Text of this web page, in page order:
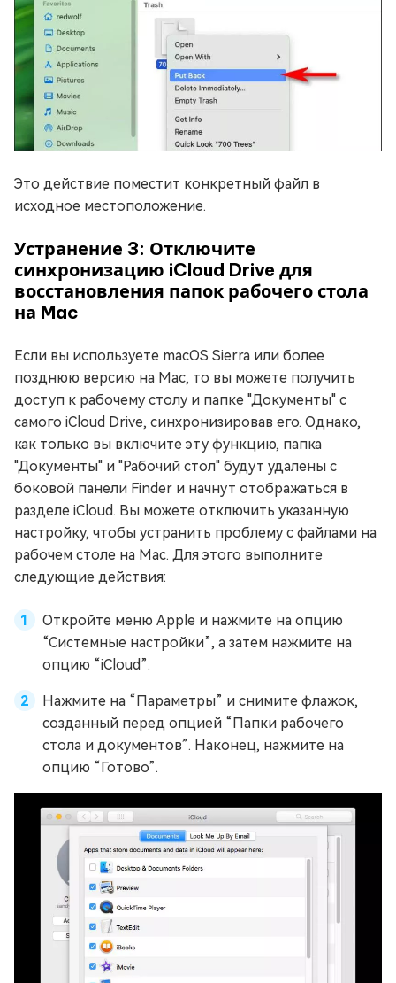
Это действие поместит конкретный файл в
исходное местоположение.
Устранение 3: Отключите
синхронизацию iCloud Drive для
восстановления папок рабочего стола
на Mac
Если вы используете macOS Sierra или более
позднюю версию на Mac, то вы можете получить
доступ к рабочему столу и папке "Документы" с
самого iCloud Drive, синхронизировав его. Однако,
как только вы включите эту функцию, папка
"Документы" и "Рабочий стол" будут удалены с
боковой панели Finder и начнут отображаться в
разделе iCloud. Вы можете отключить указанную
настройку, чтобы устранить проблему с файлами на
рабочем столе на Mac. Для этого выполните
следующие действия:
Откройте меню Apple и нажмите на опцию
“Системные настройки”, а затем нажмите на
опцию “iCloud”.
Нажмите на “Параметры” и снимите флажок,
созданный перед опцией “Папки рабочего
стола и документов”. Наконец, нажмите на
опцию “Готово”.